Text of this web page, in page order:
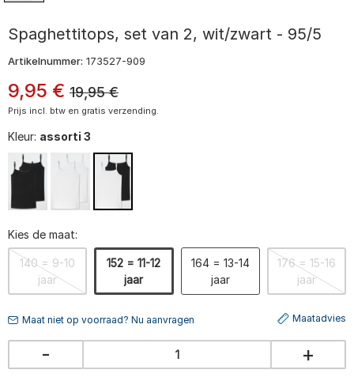
Spaghettitops, set van 2, wit/zwart - 95/5
Artikelnummer: 173527-909
9,95 € 19,95 €
Prijs incl. btw en gratis verzending.
Kleur: assorti 3
Kies de maat:
140 = 9-10
jaar
152 = 11-12
jaar
164 = 13-14
jaar
176 = 15-16
jaar
Maat niet op voorraad? Nu aanvragen Maatadvies
- +